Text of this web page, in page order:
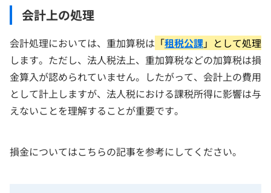
会計上の処理
会計処理においては、重加算税は 「租税公課」として処理
します。ただし、法人税法上、重加算税などの加算税は損
金算入が認められていません。したがって、会計上の費用
として計上しますが、法人税における課税所得に影響は与
えないことを理解することが重要です。
損金についてはこちらの記事を参考にしてください。